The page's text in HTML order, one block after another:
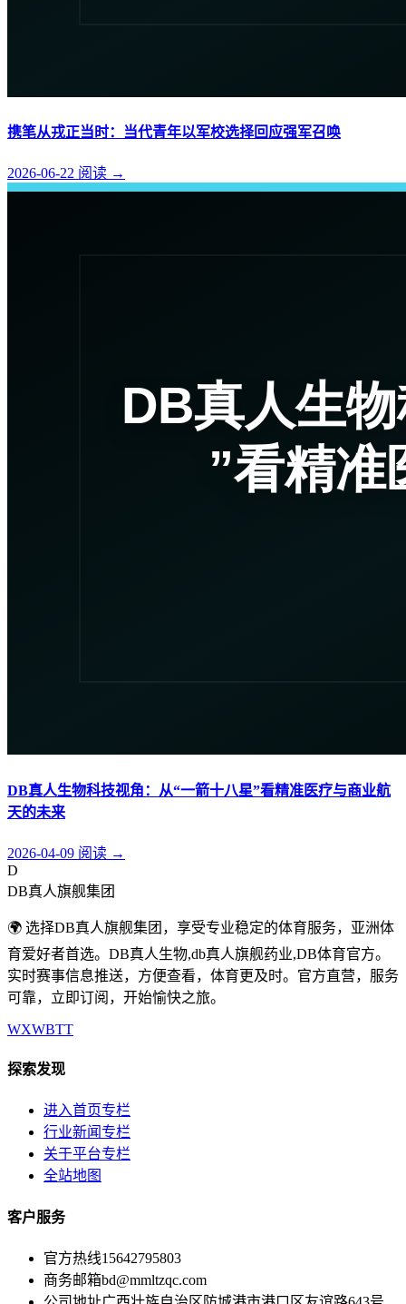
携笔从戎正当时：当代青年以军校选择回应强军召唤
2026-06-22 阅读 →
DB真人生物科技视角：从“一箭十八星”看精准医疗与商业航
天的未来
2026-04-09 阅读 →
D
DB真人旗舰集团
🌍 选择DB真人旗舰集团，享受专业稳定的体育服务，亚洲体
育爱好者首选。DB真人生物,db真人旗舰药业,DB体育官方。
实时赛事信息推送，方便查看，体育更及时。官方直营，服务
可靠，立即订阅，开始愉快之旅。
WXWBTT
探索发现
进入首页专栏
行业新闻专栏
关于平台专栏
全站地图
客户服务
官方热线15642795803
商务邮箱bd@mmltzqc.com